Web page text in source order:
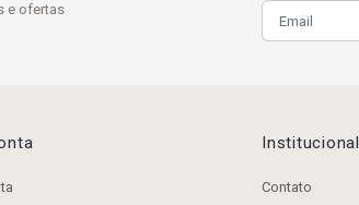
e ofertas
Institucional
Contato